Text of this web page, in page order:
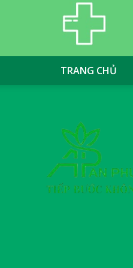
TRANG CHỦ